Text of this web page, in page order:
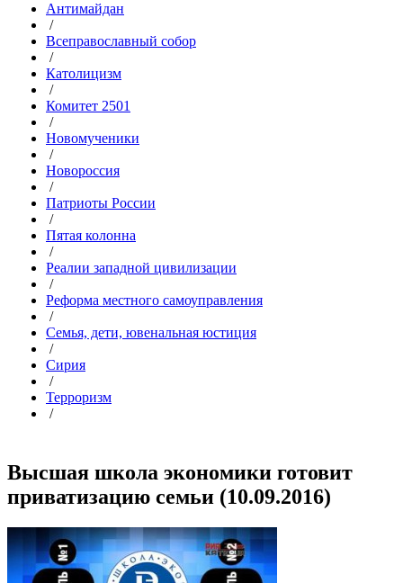
Антимайдан
/
Всеправославный собор
/
Католицизм
/
Комитет 2501
/
Новомученики
/
Новороссия
/
Патриоты России
/
Пятая колонна
/
Реалии западной цивилизации
/
Реформа местного самоуправления
/
Семья, дети, ювенальная юстиция
/
Сирия
/
Терроризм
/
Высшая школа экономики готовит
приватизацию семьи (10.09.2016)